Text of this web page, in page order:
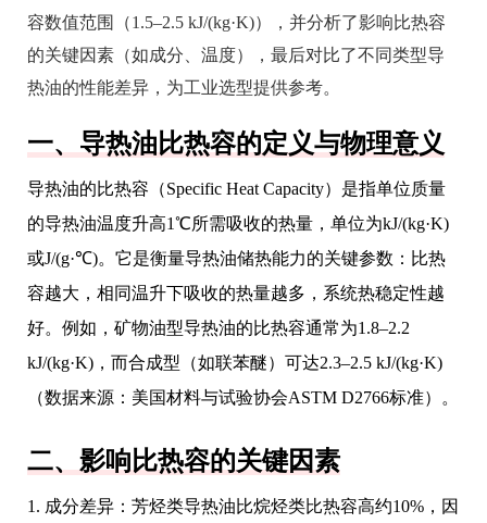
容数值范围（1.5–2.5 kJ/(kg·K)），并分析了影响比热容
的关键因素（如成分、温度），最后对比了不同类型导
热油的性能差异，为工业选型提供参考。
一、导热油比热容的定义与物理意义
导热油的比热容（Specific Heat Capacity）是指单位质量
的导热油温度升高1℃所需吸收的热量，单位为kJ/(kg·K)
或J/(g·℃)。它是衡量导热油储热能力的关键参数：比热
容越大，相同温升下吸收的热量越多，系统热稳定性越
好。例如，矿物油型导热油的比热容通常为1.8–2.2
kJ/(kg·K)，而合成型（如联苯醚）可达2.3–2.5 kJ/(kg·K)
（数据来源：美国材料与试验协会ASTM D2766标准）。
二、影响比热容的关键因素
1. 成分差异：芳烃类导热油比烷烃类比热容高约10%，因